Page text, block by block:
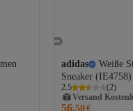
adidas
Weiße
Sneaker (IE4758)
2.5 (2)
Versand
Gratis Versand
56,50€